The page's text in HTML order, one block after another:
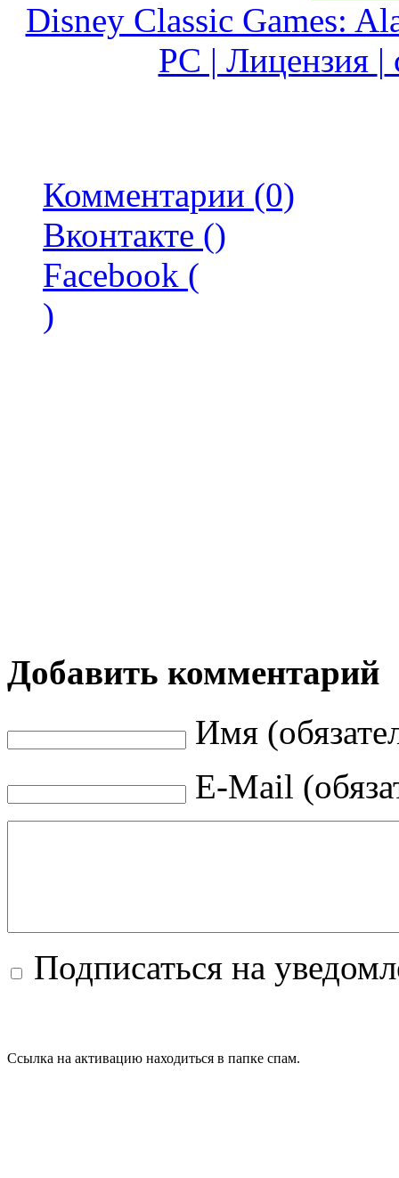
Disney Classic Games:
PC | Лицензия |
Комментарии (0)
Вконтакте ()
Facebook (
)
Добавить комментарий
Имя
E-Mail
Подписаться на
Ссылка на активацию находиться в папке спам.